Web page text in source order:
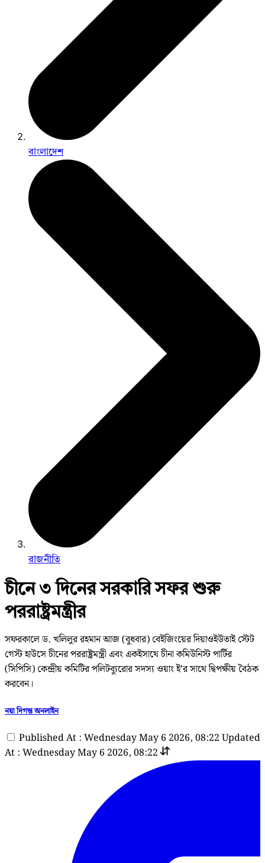
বাংলাদেশ
রাজনীতি
চীনে ৩ দিনের সরকারি সফর শুরু
পররাষ্ট্রমন্ত্রীর
সফরকালে ড. খলিলুর রহমান আজ (বুধবার) বেইজিংয়ের দিয়াওইউতাই স্টেট
গেস্ট হাউসে চীনের পররাষ্ট্রমন্ত্রী এবং একইসাথে চীনা কমিউনিস্ট পার্টির
(সিপিসি) কেন্দ্রীয় কমিটির পলিটব্যুরোর সদস্য ওয়াং ই’র সাথে দ্বিপক্ষীয় বৈঠক
করবেন।
নয়া দিগন্ত অনলাইন
Published At : Wednesday May 6 2026, 08:22 Updated
At : Wednesday May 6 2026, 08:22